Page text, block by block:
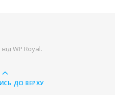
WP Royal.
ДО ВЕРХУ